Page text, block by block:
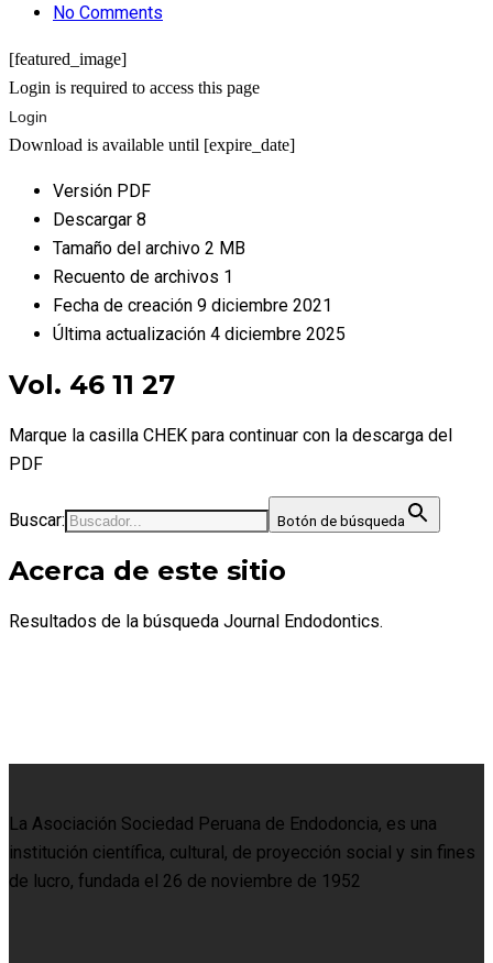
No Comments
[featured_image]
Login is required to access this page
Login
Download is available until [expire_date]
Versión PDF
Descargar 8
Tamaño del archivo 2 MB
Recuento de archivos 1
Fecha de creación 9 diciembre 2021
Última actualización 4 diciembre 2025
Vol. 46 11 27
Marque la casilla CHEK para continuar con la descarga del
PDF
Buscar: Botón de búsqueda
Acerca de este sitio
Resultados de la búsqueda Journal Endodontics.
La Asociación Sociedad Peruana de Endodoncia, es una
institución científica, cultural, de proyección social y sin fines
de lucro, fundada el 26 de noviembre de 1952